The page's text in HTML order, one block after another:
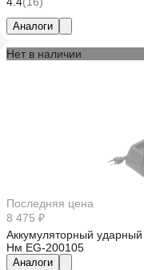
Аналоги
Нет в наличии
Последняя цена
8 475 ₽
Аккумуляторный
Нм EG-200105
Аналоги